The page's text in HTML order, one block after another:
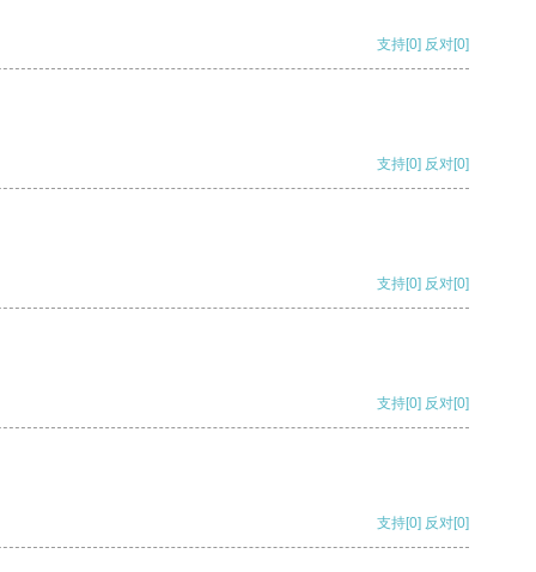
支持[0] 反对[0]
支持[0] 反对[0]
支持[0] 反对[0]
支持[0] 反对[0]
支持[0] 反对[0]